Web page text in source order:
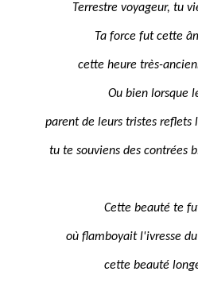
Terrestre voyageur, tu
Ta force fut cette
cette heure très-
Ou bien lorsque
parent de leurs tristes reflets
tu te souviens des contrées
Cette beauté te
où flamboyait l'ivresse
cette beauté